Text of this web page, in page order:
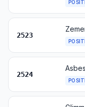
2523
2524